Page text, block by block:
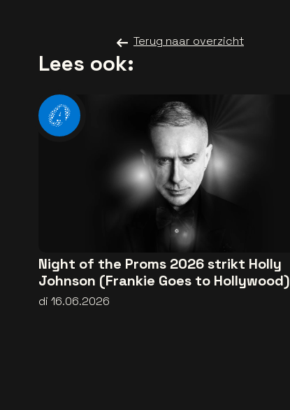
Terug naar overzicht
Lees ook:
Night of the Proms 2026 strikt Holly
Johnson (Frankie Goes to Hollywood)
di 16.06.2026